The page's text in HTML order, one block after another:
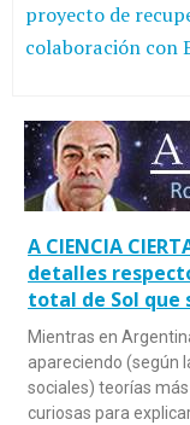
proyecto de
colaboración con
A CIENCIA
detalles
total de Sol que
Mientras en
apareciendo (según
sociales) teorías
curiosas para